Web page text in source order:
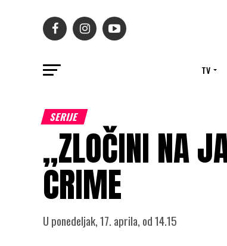
TV
SERIJE
„ZLOČINI NA
CRIME
U ponedeljak, 17. aprila, od 14.15